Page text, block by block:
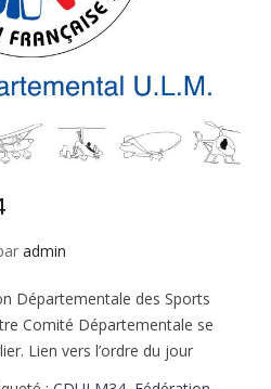
admin
Départementale des Sports
Comité Départementale se
Lien vers l’ordre du jour